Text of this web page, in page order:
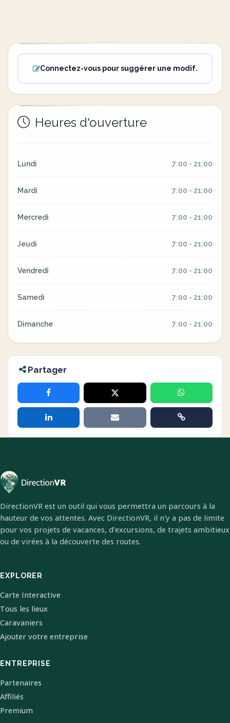
Connectez-vous pour suggérer une modif.
Heures d'ouverture
Lundi 7:00 - 21:00
Mardi 7:00 - 21:00
Mercredi 7:00 - 21:00
Jeudi 7:00 - 21:00
Vendredi 7:00 - 21:00
Samedi 7:00 - 21:00
Dimanche 7:00 - 21:00
Partager
DirectionVR est un outil qui vous permettra un parcours à la
hauteur de vos attentes. Avec DirectionVR, il n'y a pas de limite
pour vos projets de vacances, d'excursions, de trajets ambitieux
ou de virées à la découverte des routes.
EXPLORER
Carte Interactive
Tous les lieux
Caravaniers
Ajouter votre entreprise
ENTREPRISE
Partenaires
Affiliés
Premium